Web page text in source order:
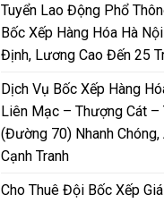
Tuyển Lao Động Phổ
Bốc Xếp Hàng Hóa Hà
Định, Lương Cao Đến 25
Dịch Vụ Bốc Xếp Hàng
Liên Mạc – Thượng Cát –
(Đường 70) Nhanh Chóng,
Cạnh Tranh
Cho Thuê Đội Bốc Xếp